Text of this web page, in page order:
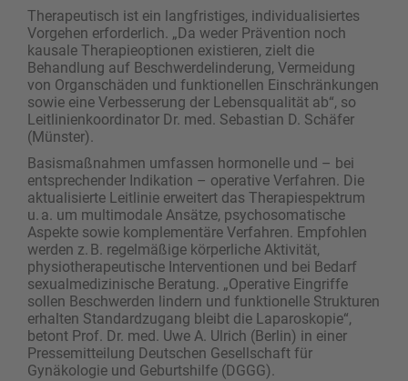
Therapeutisch ist ein langfristiges, individualisiertes
Vorgehen erforderlich. „Da weder Prävention noch
kausale Therapieoptionen existieren, zielt die
Behandlung auf Beschwerdelinderung, Vermeidung
von Organschäden und funktionellen Einschränkungen
sowie eine Verbesserung der Lebensqualität ab“, so
Leitlinienkoordinator Dr. med. Sebastian D. Schäfer
(Münster).
Basismaßnahmen umfassen hormonelle und – bei
entsprechender Indikation – operative Verfahren. Die
aktualisierte Leitlinie erweitert das Therapiespektrum
u. a. um multimodale Ansätze, psychosomatische
Aspekte sowie komplementäre Verfahren. Empfohlen
werden z. B. regelmäßige körperliche Aktivität,
physiotherapeutische Interventionen und bei Bedarf
sexualmedizinische Beratung. „Operative Eingriffe
sollen Beschwerden lindern und funktionelle Strukturen
erhalten Standardzugang bleibt die Laparoskopie“,
betont Prof. Dr. med. Uwe A. Ulrich (Berlin) in einer
Pressemitteilung Deutschen Gesellschaft für
Gynäkologie und Geburtshilfe (DGGG).